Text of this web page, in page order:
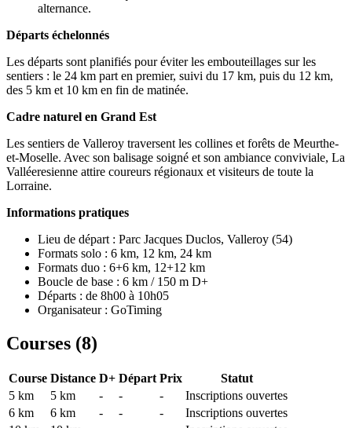
alternance.
Départs échelonnés
Les départs sont planifiés pour éviter les embouteillages sur les
sentiers : le 24 km part en premier, suivi du 17 km, puis du 12 km,
des 5 km et 10 km en fin de matinée.
Cadre naturel en Grand Est
Les sentiers de Valleroy traversent les collines et forêts de Meurthe-
et-Moselle. Avec son balisage soigné et son ambiance conviviale, La
Valléeresienne attire coureurs régionaux et visiteurs de toute la
Lorraine.
Informations pratiques
Lieu de départ : Parc Jacques Duclos, Valleroy (54)
Formats solo : 6 km, 12 km, 24 km
Formats duo : 6+6 km, 12+12 km
Boucle de base : 6 km / 150 m D+
Départs : de 8h00 à 10h05
Organisateur : GoTiming
Courses (8)
Course Distance D+ Départ Prix
Statut
5 km
5 km - - -
Inscriptions ouvertes
6 km
6 km - - -
Inscriptions ouvertes